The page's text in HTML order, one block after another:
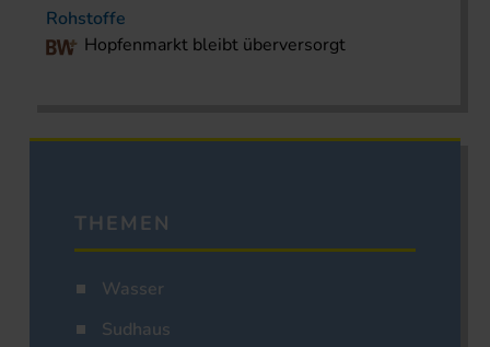
Rohstoffe
Hopfenmarkt bleibt überversorgt
THEMEN
Wasser
Sudhaus